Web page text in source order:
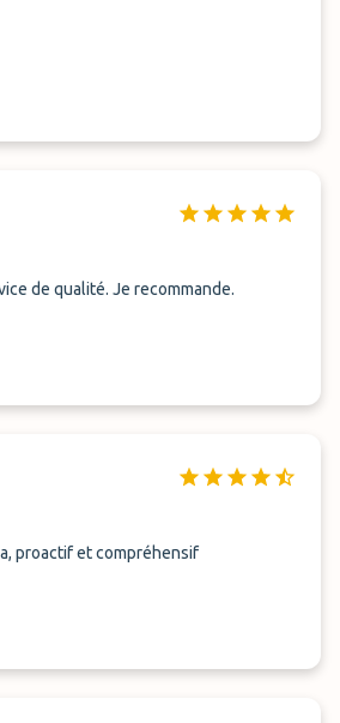
de qualité. Je recommande.
proactif et compréhensif